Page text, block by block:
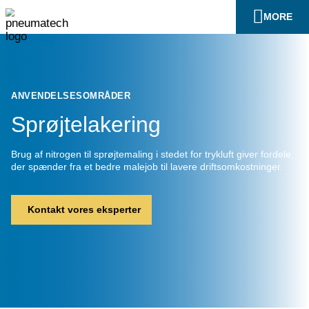
ANVENDELSESOMRÅDER
Sprøjtelakering
Brug af nitrogen til sprøjtemaling i stedet for trykluft
der spænder fra et bedre malejob til lavere